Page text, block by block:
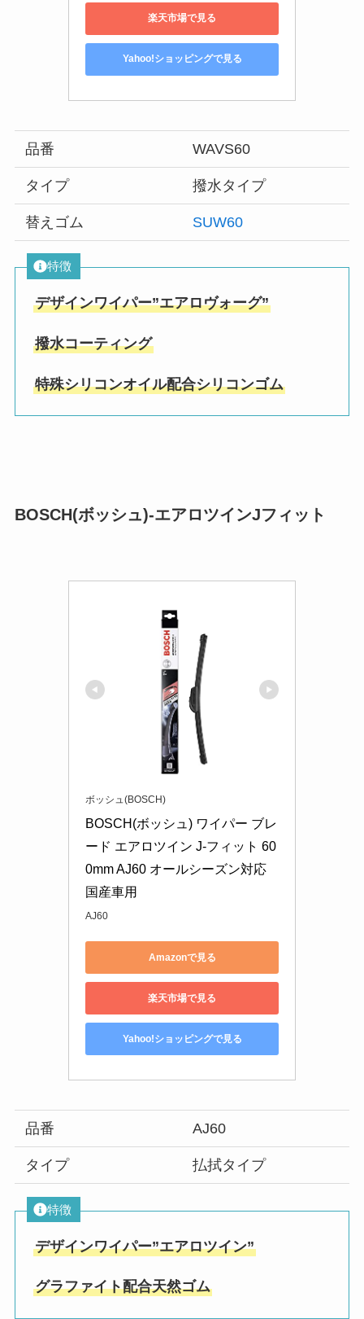
楽天市場で見る
Yahoo!ショッピングで見る
品番 WAVS60
タイプ 撥水タイプ
替えゴム SUW60
特徴
デザインワイパー”エアロヴォーグ”
撥水コーティング
特殊シリコンオイル配合シリコンゴム
BOSCH(ボッシュ)-エアロツインJフィット
ボッシュ(BOSCH)
BOSCH(ボッシュ) ワイパー ブレ
ード エアロツイン J-フィット 60
0mm AJ60 オールシーズン対応
国産車用
AJ60
Amazonで見る
楽天市場で見る
Yahoo!ショッピングで見る
品番 AJ60
タイプ 払拭タイプ
特徴
デザインワイパー”エアロツイン”
グラファイト配合天然ゴム